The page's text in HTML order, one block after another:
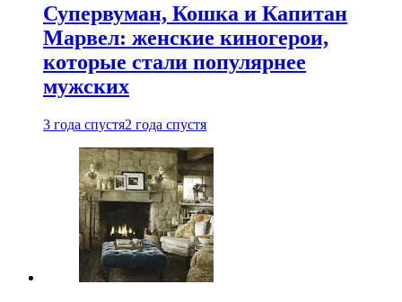
Супервуман, Кошка и Капитан
Марвел: женские киногерои,
которые стали популярнее
мужских
3 года спустя2 года спустя